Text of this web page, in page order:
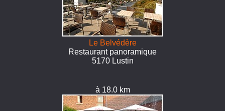
Le Belvédère
Restaurant panoramique
5170 Lustin
à 18.0 km